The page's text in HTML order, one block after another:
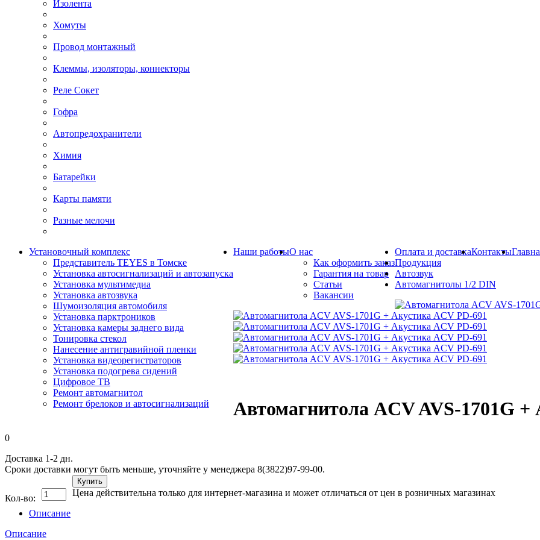
Изолента
Хомуты
Провод монтажный
Клеммы, изоляторы, коннекторы
Реле Сокет
Гофра
Автопредохранители
Химия
Батарейки
Карты памяти
Разные мелочи
Установочный комплекс
Представитель TEYES в Томске
Установка автосигнализаций и автозапуска
Установка мультимедиа
Установка автозвука
Шумоизоляция автомобиля
Установка парктроников
Установка камеры заднего вида
Тонировка стекол
Нанесение антигравийной пленки
Установка видеорегистраторов
Установка подогрева сидений
Цифровое ТВ
Ремонт автомагнитол
Ремонт брелоков и автосигнализаций
Наши работыО нас
Как оформить заказ
Гарантия на товар
Статьи
Вакансии
Оплата и доставкаКонтакты
Продукция
Автозвук
Автомагнитолы 1/2 DIN
Автомагнитола ACV AVS-1701G +
0
Доставка 1-2 дн.
Сроки доставки могут быть меньше, уточняйте у менеджера 8(3822)97-99-00.
Кол-во:
Купить
Цена действительна только для интернет-магазина и может отличаться от цен в розничных магазинах
Описание
Описание